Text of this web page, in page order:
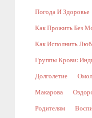
Погода И Здоровье
Как Прожить Без
Как Исполнить
Группы Крови:
Долголетие
Макарова
Родителям